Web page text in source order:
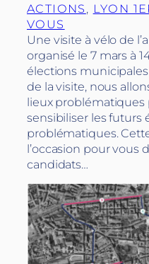
ACTIONS , LYON
VOUS
Une visite à vélo de
organisé le 7 mars à
élections
de la visite, nous
lieux problématiques
sensibiliser les futurs
problématiques.
l’occasion pour vous
candidats…